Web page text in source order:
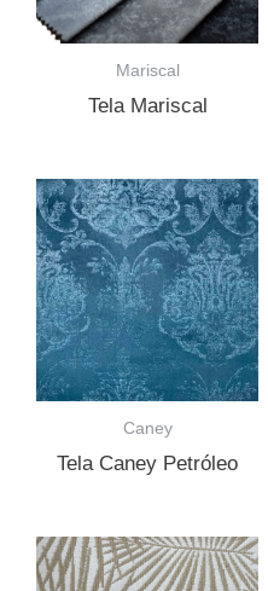
Mariscal
Tela Mariscal
Caney
Tela Caney Petróleo